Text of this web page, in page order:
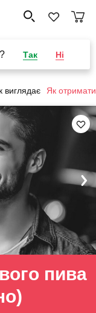
Так Ні
виглядає Як отримати
пива